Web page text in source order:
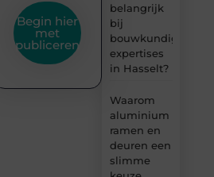
belangrijk
bij
bouwkundige
expertises
in Hasselt?
Waarom
aluminium
ramen en
deuren een
slimme
Begin hier
met
publiceren